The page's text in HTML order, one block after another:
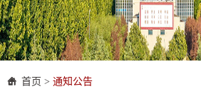
首页 > 通知公告